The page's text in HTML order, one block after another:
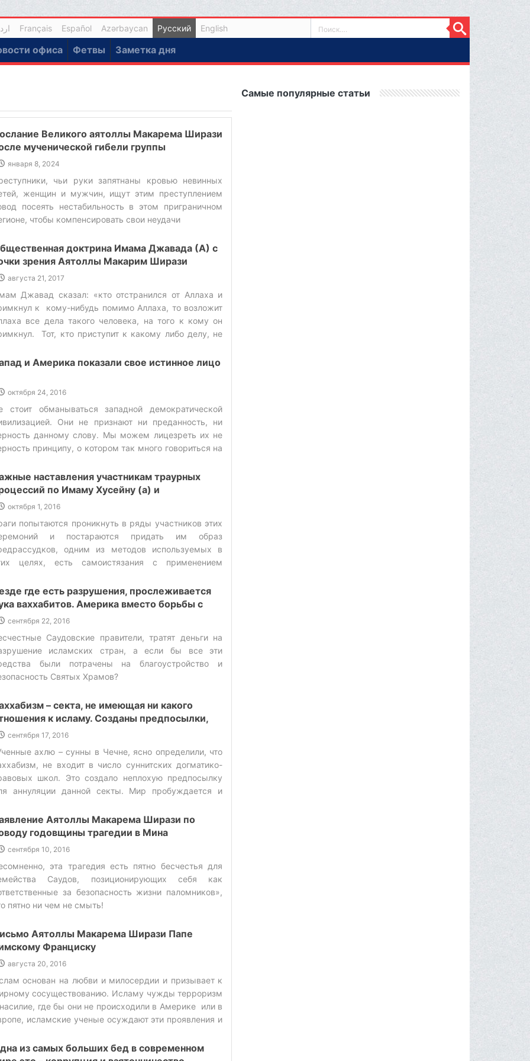
Français Español Azərbaycan Русский English
офиса Фетвы Заметка дня
Великого аятоллы Макарема Ширази
мученической гибели группы
в результате теракта в
января 8, 2024
чьи руки запятнаны кровью невинных
женщин и мужчин, ищут этим преступлением
посеять нестабильность в этом приграничном
чтобы компенсировать свои неудачи‌
доктрина Имама Джавада (А) с
зрения Аятоллы Макарим Ширази
августа 21, 2017
Джавад сказал: «кто отстранился от Аллаха и
к кому-нибудь помимо Аллаха, то возложит
все дела такого человека, на того к кому он
Тот, кто приступит к какому либо делу, не
этой жизни человек обязан устранять все,
для общества. В первую очередь ему
иметь духовную связь с Аллахом и
сознательность. Посему следует
к голосу совести и советам
опытом людей (1). В этой связи Имам
(а) говорит: «верующий нуждается в трех
духовный наставник, восприятие
(2) (3).‌ Имам Джавад (а) – достижение
В день рождения Имама Джавада (а) очень
из известных учеников Имама Джавада (а)
«когда я пришел к имаму (а) (имам (а) был в
возрасте) меня поразил его малый возраст
рост, я пытался запомнить какого он
в Египет. Не успел я подумать об этом, как
(а) подошел ко мне и сказал: «О! Али ибн Асбат!
распорядился по отношению к имамату о том
что и велел по отношению к пророчеству. Иногда
говорит: «мы даровали ему (Пророку Йахйе (а))
и мудрость в детстве». Иногда говорит о
«когда достиг человек полного разума в сорок
на божественные ценности
пробуждению общественных
так, что все двери для человека
Куда бы он ни обратился за решением
проблем, они не только не уменьшаются, их
на много больше.(6) Такие ситуации есть
возможность для пробуждения
обратится к своей подлинности, то сможет
путь к помощи от Аллаха. И двери милости Его
и придет помощь оттуда, откуда и не ждал
кто и не верил в ее приход. (7)В этой связи Имам
Таки Джавад (а) говорит: «если закроются
небес и земли для раба, и проявит раб
то получит помощь от Господа». (8)
контроль и наблюдение - самый
имана – веры человека, это чувство
контроля над собой со стороны Бога. Когда
осознает, что за ним со всех сторон, ведется
чувство повышается, до тех пор, пока человек
будет испытывать постоянное нахождение в
Аллаха. Это и есть самое красивое и
проявление имана – веры человека.
миссия общества. (11) В своем предании
и Америка показали свое истинное лицо
октября 24, 2016
стоит обманываться западной демократической
Они не признают ни преданность, ни
данному слову. Мы можем лицезреть их не
принципу, о котором так много говориться на
еще остаются те, кто считает запад своим
наставления участникам траурных
по Имаму Хусейну (а) и
в преддверии месяца
октября 1, 2016
попытаются проникнуть в ряды участников этих
и постараются придать им образ
одним из методов используемых в
целях, есть самоистязания с применением
где есть разрушения, прослеживается
ваххабитов. Америка вместо борьбы с
воюет против Сирийских ВС
сентября 22, 2016
Саудовские правители, тратят деньги на
исламских стран, а если бы все эти
были потрачены на благоустройство и
Святых Храмов?‌
– секта, не имеющая ни какого
к исламу. Созданы предпосылки,
ваххабизма.
сентября 17, 2016
ахлю – сунны в Чечне, ясно определили, что
не входит в число суннитских догматико-
школ. Это создало неплохую предпосылку
аннуляции данной секты. Мир пробуждается и
Аятоллы Макарема Ширази по
годовщины трагедии в Мина
сентября 10, 2016
эта трагедия есть пятно бесчестья для
Саудов, позиционирующих себя как
за безопасность жизни паломников»,
пятно ни чем не смыть!
Аятоллы Макарема Ширази Папе
Франциску
августа 20, 2016
основан на любви и милосердии и призывает к
сосуществованию. Исламу чужды терроризм
где бы они не происходили в Америке или в
исламские ученые осуждают эти проявления и
из самых больших бед в современном
Самые популярные статьи